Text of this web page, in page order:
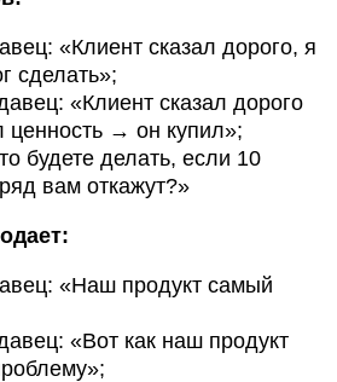
«Клиент сказал дорого, я
сделать»;
«Клиент сказал дорого
ценность → он купил»;
будете делать, если 10
вам откажут?»
«Наш продукт самый
«Вот как наш продукт